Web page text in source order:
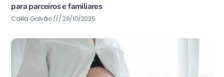
para parceiros e familiares
Calila Galvão 29/10/2025